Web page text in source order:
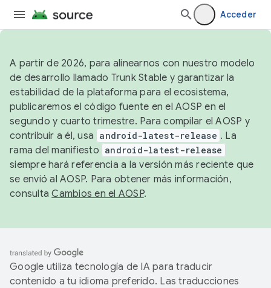
Acceder
A partir de 2026, para alinearnos con nuestro modelo
de desarrollo llamado Trunk Stable y garantizar la
estabilidad de la plataforma para el ecosistema,
publicaremos el código fuente en el AOSP en el
segundo y cuarto trimestre. Para compilar el AOSP y
contribuir a él, usa android-latest-release . La
rama del manifiesto android-latest-release
siempre hará referencia a la versión más reciente que
se envió al AOSP. Para obtener más información,
consultaCambios en el AOSP.
Google utiliza tecnología de IA para traducir
contenido a tu idioma preferido. Las traducciones